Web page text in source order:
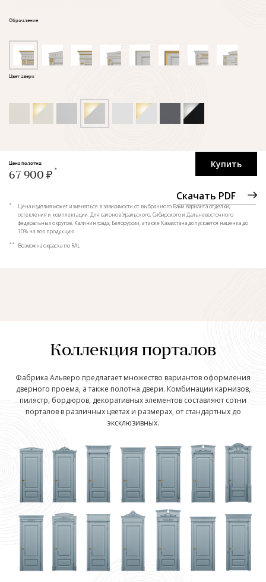
Обрамление
Цвет двери
Купить
Скачать PDF
Цена полотна:
67 900 ₽
*
Цена изделия может изменяться в зависимости от выбранного Вами варианта отделки,
остекления и комплектации. Для салонов Уральского, Сибирского и Дальневосточного
федеральных округов, Калининграда, Белоруссии, а также Казахстана допускается наценка до
10% на всю продукцию.
** Возможна окраска по RAL
Коллекция порталов
Фабрика Альверо предлагает множество вариантов оформления
дверного проема, а также полотна двери. Комбинации карнизов,
пилястр, бордюров, декоративных элементов составляют сотни
порталов в различных цветах и размерах, от стандартных до
эксклюзивных.